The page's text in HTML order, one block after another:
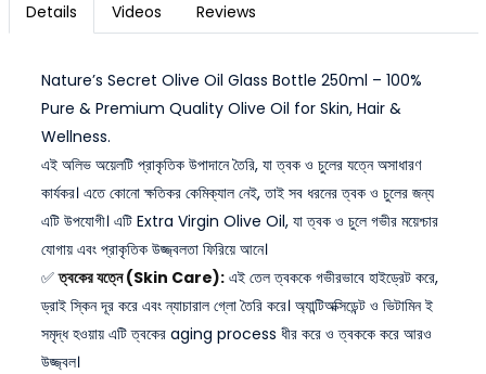
Details Videos Reviews
Nature’s Secret Olive Oil Glass Bottle 250ml – 100%
Pure & Premium Quality Olive Oil for Skin, Hair &
Wellness.
এই অলিভ অয়েলটি প্রাকৃতিক উপাদানে তৈরি, যা ত্বক ও চুলের যত্নে অসাধারণ
কার্যকর। এতে কোনো ক্ষতিকর কেমিক্যাল নেই, তাই সব ধরনের ত্বক ও চুলের জন্য
এটি উপযোগী। এটি Extra Virgin Olive Oil, যা ত্বক ও চুলে গভীর ময়েশ্চার
যোগায় এবং প্রাকৃতিক উজ্জ্বলতা ফিরিয়ে আনে।
✅ত্বকের যত্নে (Skin Care):এই তেল ত্বককে গভীরভাবে হাইড্রেট করে,
ড্রাই স্কিন দূর করে এবং ন্যাচারাল গ্লো তৈরি করে। অ্যান্টিঅক্সিডেন্ট ও ভিটামিন ই
সমৃদ্ধ হওয়ায় এটি ত্বকের aging process ধীর করে ও ত্বককে করে আরও
উজ্জ্বল।